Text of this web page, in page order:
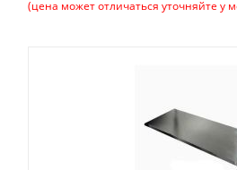
(цена может отличаться уточняйте у